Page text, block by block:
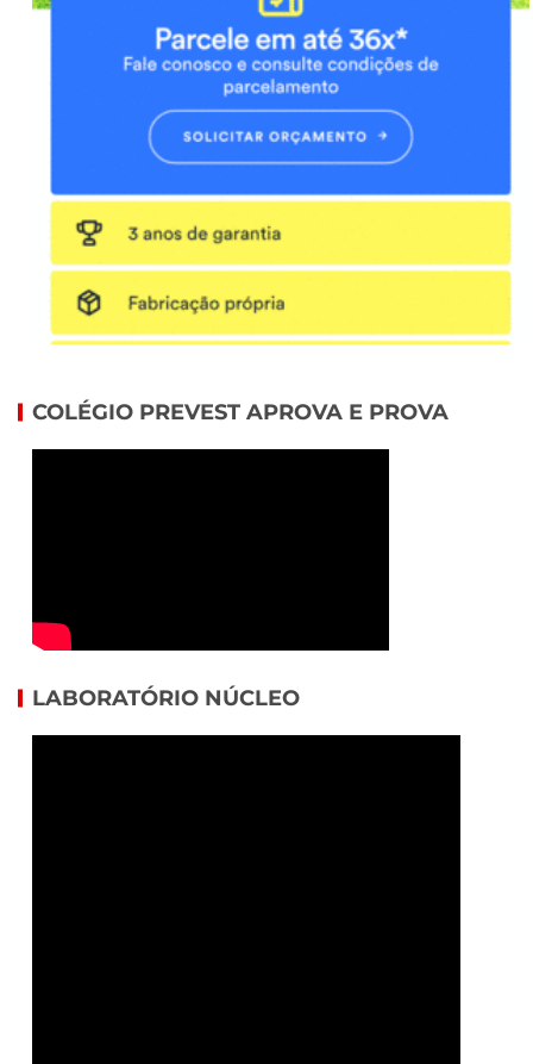
COLÉGIO PREVEST APROVA E PROVA
LABORATÓRIO NÚCLEO